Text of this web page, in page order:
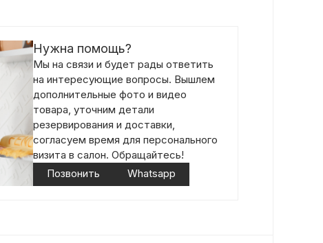
Нужна помощь?
Мы на связи и будет рады ответить
на интересующие вопросы. Вышлем
дополнительные фото и видео
товара, уточним детали
резервирования и доставки,
согласуем время для персонального
визита в салон. Обращайтесь!
Позвонить
Whatsapp